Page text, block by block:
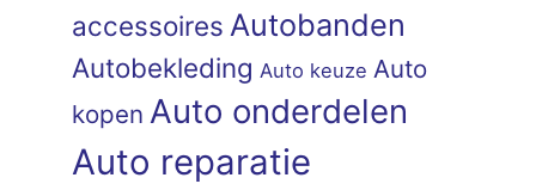
accessoires Autobanden
Autobekleding Auto keuze Auto
kopen Auto onderdelen
Auto reparatie